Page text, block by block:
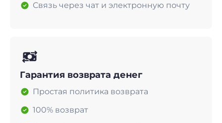
Связь через чат и электронную почту
Гарантия возврата денег
Простая политика возврата
100% возврат